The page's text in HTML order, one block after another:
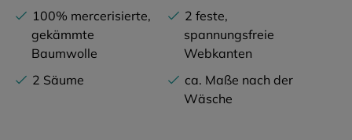
100% mercerisierte,
gekämmte
Baumwolle
2 feste,
spannungsfreie
Webkanten
2 Säume
ca. Maße nach der
Wäsche